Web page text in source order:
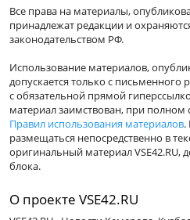
Все права на материалы,
принадлежат редакции и
законодательством РФ.
Использование материалов,
допускается только с письменного
с обязательной прямой
материал заимствован, при
Правил использования материалов.
размещаться непосредственно в
оригинальный материал VSE42.RU,
блока.
О проекте VSE42.RU